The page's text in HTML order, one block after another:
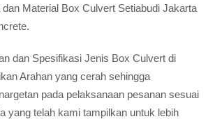
Material Box Culvert Setiabudi Jakarta
dan Spesifikasi Jenis Box Culvert di
Arahan yang cerah sehingga
pada pelaksanaan pesanan sesuai
yang telah kami tampilkan untuk lebih